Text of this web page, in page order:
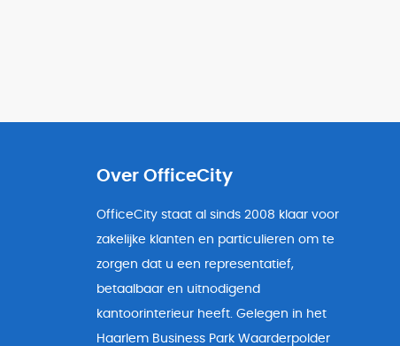
Over OfficeCity
OfficeCity staat al sinds 2008 klaar voor
zakelijke klanten en particulieren om te
zorgen dat u een representatief,
betaalbaar en uitnodigend
kantoorinterieur heeft. Gelegen in het
Haarlem Business Park Waarderpolder